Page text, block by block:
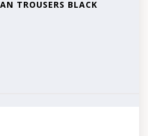
TROUSERS BLACK